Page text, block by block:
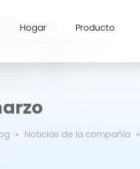
Hogar Producto
» Noticias de la compañía »